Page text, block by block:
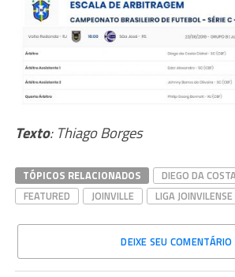
Texto: Thiago Borges
TÓPICOS RELACIONADOS
DIEGO DA
FEATURED
JOINVILLE LIGA
DEIXE SEU COMENTÁRIO